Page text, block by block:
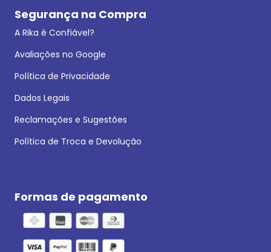
Segurança na Compra
A Rika é Confiável?
Avaliações no Google
Política de Privacidade
Dados Legais
Reclamações e Sugestões
Política de Troca e Devolução
Formas de pagamento